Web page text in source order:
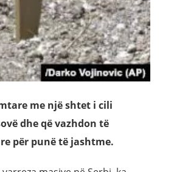
me një shtet i cili
dhe që vazhdon të
për punë të jashtme.